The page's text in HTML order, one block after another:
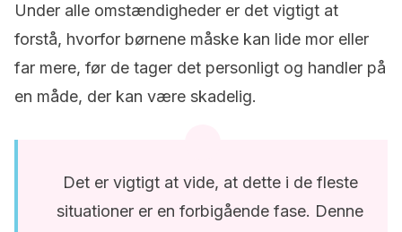
Under alle omstændigheder er det vigtigt at
forstå, hvorfor børnene måske kan lide mor eller
far mere, før de tager det personligt og handler på
en måde, der kan være skadelig.
Det er vigtigt at vide, at dette i de fleste
situationer er en forbigående fase. Denne